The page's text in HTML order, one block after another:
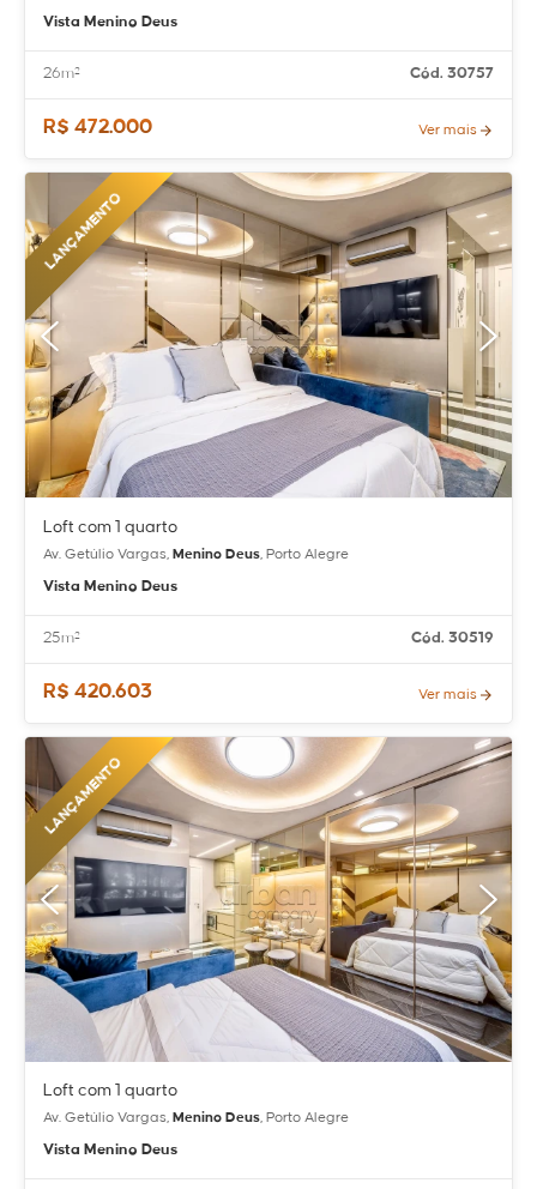
Vista Menino Deus
26m² Cód. 30757
R$ 472.000 Ver mais
LANÇAMENTO
Loft com 1 quarto
Av. Getúlio Vargas, Menino Deus, Porto Alegre
Vista Menino Deus
25m² Cód. 30519
R$ 420.603 Ver mais
LANÇAMENTO
Loft com 1 quarto
Av. Getúlio Vargas, Menino Deus, Porto Alegre
Vista Menino Deus